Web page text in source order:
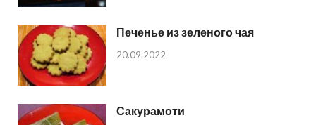
Печенье из зеленого чая
20.09.2022
Сакурамоти